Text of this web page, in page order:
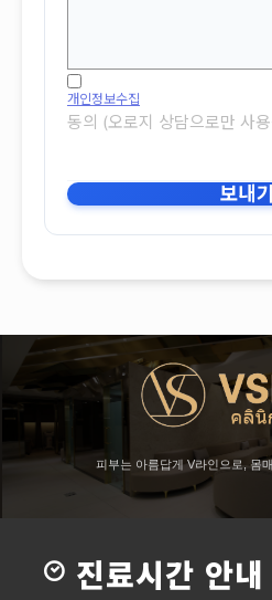
개인정보수집
동의 (오로지 상담으로만 사
보내기
피부는 아름답게 V라인으로, 몸
진료시간 안내